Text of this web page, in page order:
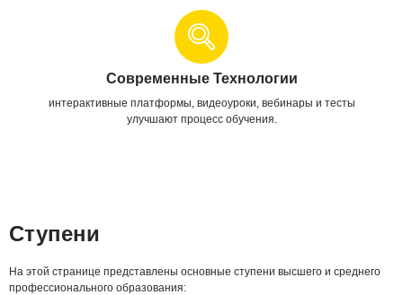
Современные Технологии
интерактивные платформы, видеоуроки, вебинары и тесты
улучшают процесс обучения.
Ступени
На этой странице представлены основные ступени высшего и среднего
профессионального образования: